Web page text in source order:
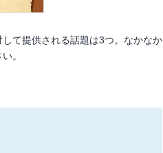
て提供される話題は3つ。なかなか
。